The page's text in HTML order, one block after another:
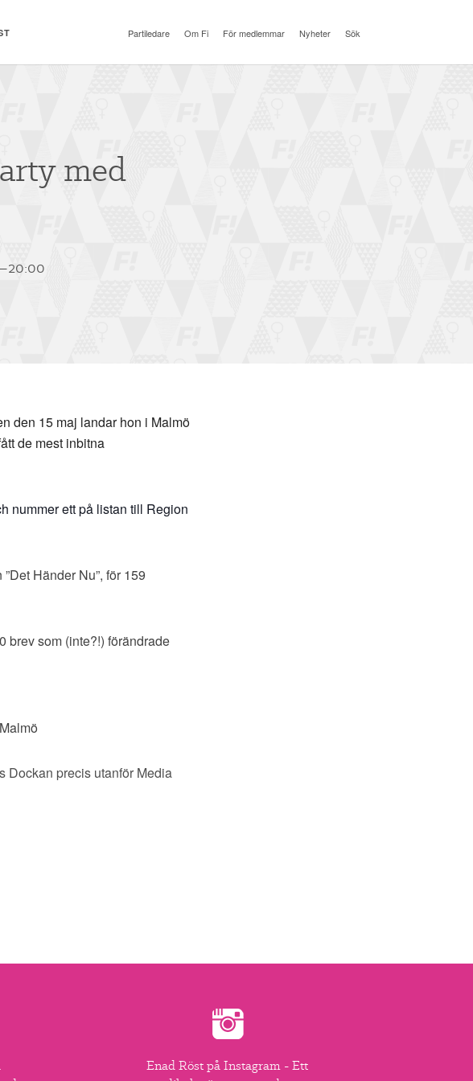
Partiledare Om Fi För medlemmar Nyheter Sök
med
den 15 maj landar hon i Malmö
de mest inbitna
nummer ett på listan till Region
Händer Nu”, för 159
brev som (inte?!) förändrade
Dockan precis utanför Media
Enad Röst på Instagram - Ett